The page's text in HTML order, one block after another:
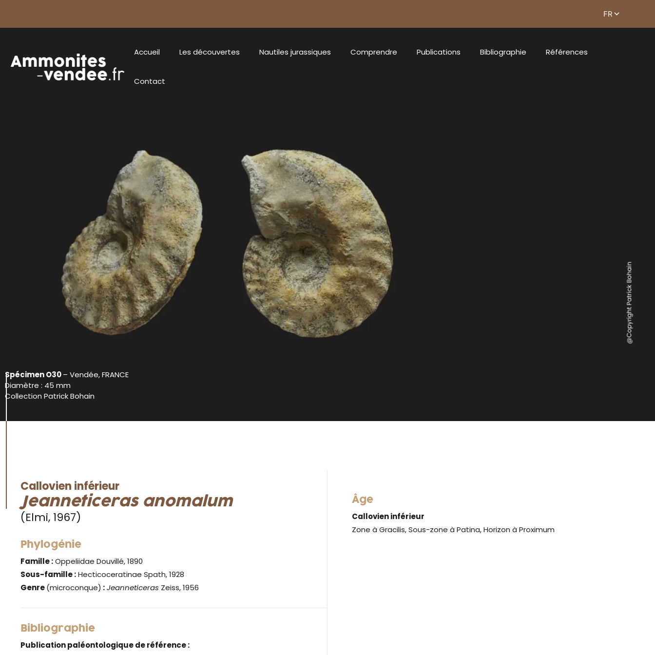
Accueil Les découvertes Nautiles jurassiques Comprendre Publications Bibliographie Références
Contact
Spécimen O30– Vendée, FRANCE
Diamètre : 45 mm
Collection Patrick Bohain
Callovien inférieur
Jeanneticeras anomalum
(Elmi, 1967)
Phylogénie
Famille :Oppeliidae Douvillé, 1890
Sous-famille :Hecticoceratinae Spath, 1928
Genre(microconque) :Jeanneticeras Zeiss, 1956
Bibliographie
Publication paléontologique de référence :
Âge
Callovien inférieur
Zone à Gracilis, Sous-zone à Patina, Horizon à Proximum